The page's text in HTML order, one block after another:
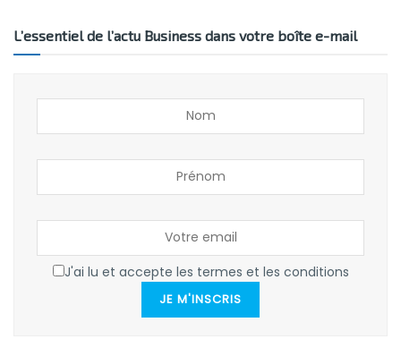
L’essentiel de l’actu Business dans votre boîte e-mail
J'ai lu et accepte les termes et les conditions
JE M'INSCRIS